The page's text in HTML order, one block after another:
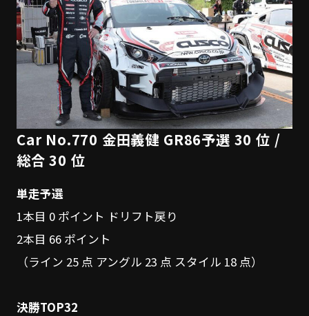
Car No.770 金田義健 GR86予選 30 位 /
総合 30 位
単走予選
1本目 0 ポイント ドリフト戻り
2本目 66 ポイント
（ライン 25 点 アングル 23 点 スタイル 18 点）
決勝TOP32